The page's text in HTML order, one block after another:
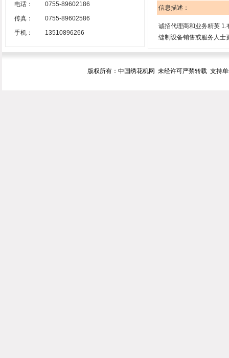
电话：
0755-89602186
传真：
0755-89602586
手机：
13510896266
信息描述：
诚招代理商和业务精英 1.
缝制设备销售或服务人
版权所有：中国绣花机网 未经许可严禁转载 支持